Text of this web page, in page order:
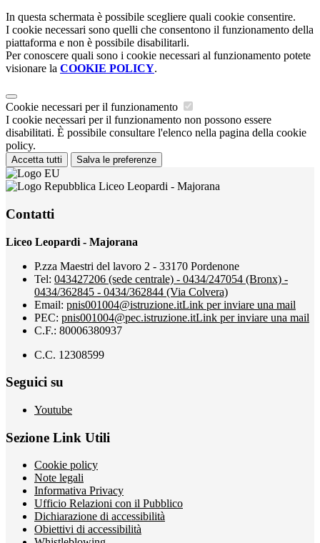
In questa schermata è possibile scegliere quali cookie consentire.
I cookie necessari sono quelli che consentono il funzionamento della
piattaforma e non è possibile disabilitarli.
Per conoscere quali sono i cookie necessari al funzionamento potete
visionare la COOKIE POLICY.
Cookie necessari per il funzionamento
I cookie necessari per il funzionamento non possono essere
disabilitati. È possibile consultare l'elenco nella pagina della cookie
policy.
Accetta tutti Salva le preferenze
Liceo Leopardi - Majorana
Contatti
Liceo Leopardi - Majorana
P.zza Maestri del lavoro 2 - 33170 Pordenone
Tel: 043427206 (sede centrale) - 0434/247054 (Bronx) -
0434/362845 - 0434/362844 (Via Colvera)
Email: pnis001004@istruzione.itLink per inviare una mail
PEC: pnis001004@pec.istruzione.itLink per inviare una mail
C.F.: 80006380937
C.C. 12308599
Seguici su
Youtube
Sezione Link Utili
Cookie policy
Note legali
Informativa Privacy
Ufficio Relazioni con il Pubblico
Dichiarazione di accessibilità
Obiettivi di accessibilità